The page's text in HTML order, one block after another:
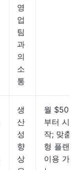
영
업
팀
과
의
소
통
생
산
성
향
상
월 $50
부터 시
작; 맞춤
형 플랜
이용 가